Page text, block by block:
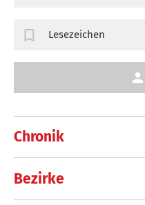
Chronik
Bezirke
Lesezeichen